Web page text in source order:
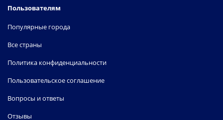
Пользователям
Популярные города
Все страны
Политика конфиденциальности
Пользовательское соглашение
Вопросы и ответы
Отзывы